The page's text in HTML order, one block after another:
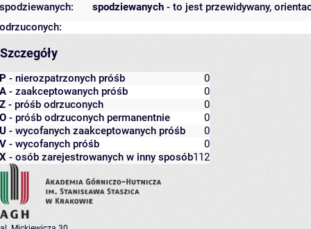
spodziewanych - to jest przewidywany,
spodziewanych:
odrzuconych:
Szczegóły
P - nierozpatrzonych próśb
0
A - zaakceptowanych próśb
0
Z - próśb odrzuconych
0
O - próśb odrzuconych permanentnie
0
U - wycofanych zaakceptowanych próśb
0
V - wycofanych próśb
0
X - osób zarejestrowanych w inny sposób112